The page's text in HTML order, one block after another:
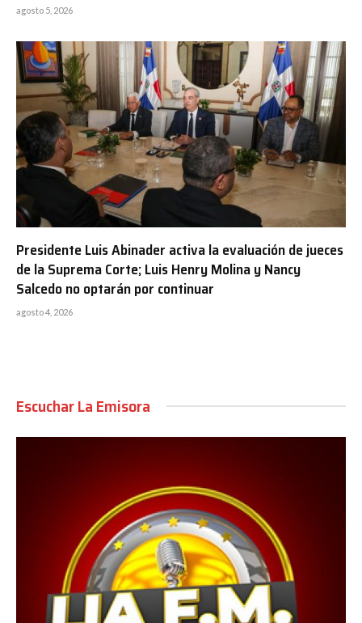
agosto 5, 2026
Presidente Luis Abinader activa la evaluación de jueces
de la Suprema Corte; Luis Henry Molina y Nancy
Salcedo no optarán por continuar
agosto 4, 2026
Escuchar La Emisora